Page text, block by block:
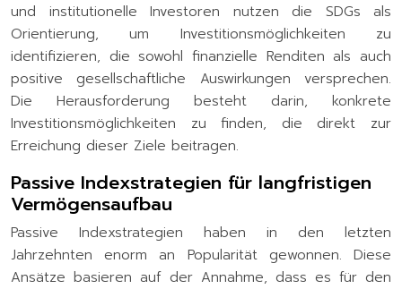
und institutionelle Investoren nutzen die SDGs als
Orientierung, um Investitionsmöglichkeiten zu
identifizieren, die sowohl finanzielle Renditen als auch
positive gesellschaftliche Auswirkungen versprechen.
Die Herausforderung besteht darin, konkrete
Investitionsmöglichkeiten zu finden, die direkt zur
Erreichung dieser Ziele beitragen.
Passive Indexstrategien für langfristigen
Vermögensaufbau
Passive Indexstrategien haben in den letzten
Jahrzehnten enorm an Popularität gewonnen. Diese
Ansätze basieren auf der Annahme, dass es für den